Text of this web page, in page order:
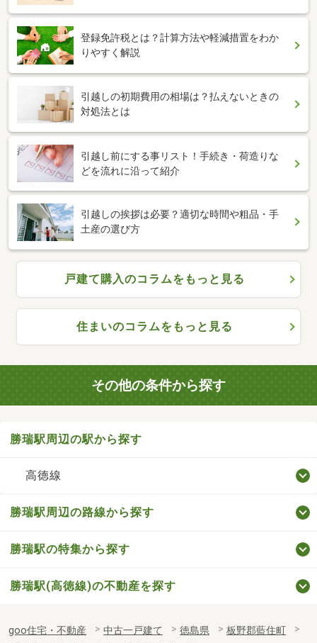
登録免許税とは？計算方法や軽減措置をわか
りやすく解説
引越しの初期費用の相場は？払えないときの
対処法とは
引越し前にする事リスト！手続き・荷造りな
どを流れに沿って紹介
引越しの挨拶は必要？適切な時間や粗品・手
土産の選び方
戸建て購入のコラムをもっと見る
住まいのコラムをもっと見る
その他の条件から探す
勝瑞駅周辺の駅から探す
高徳線
勝瑞駅周辺の路線から探す
勝瑞駅の特集から探す
勝瑞駅(高徳線)の不動産を探す
goo住宅・不動産 中古一戸建て 徳島県
板野郡藍住町